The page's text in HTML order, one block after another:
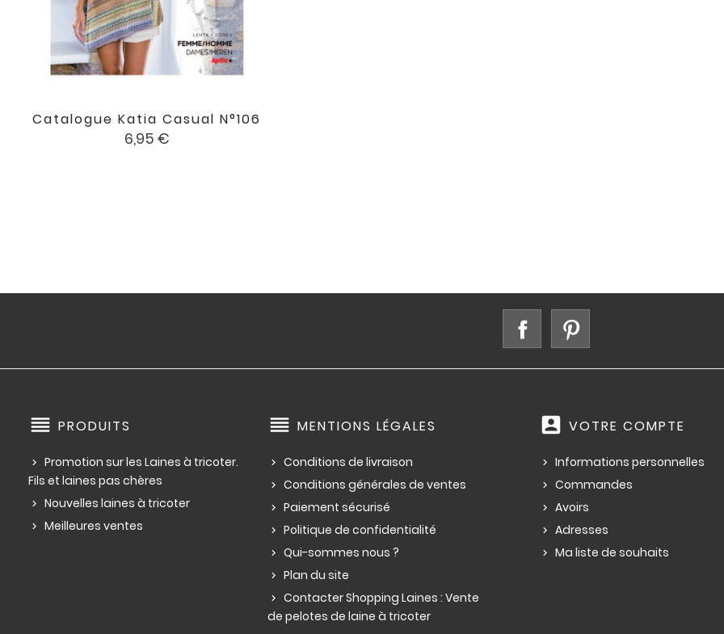
Catalogue Katia Casual N°106
Prix
6,95 € favorite
Facebook
reorder PRODUITS
Promotion sur les Laines à tricoter.
Fils et laines pas chères
Nouvelles laines à tricoter
Meilleures ventes
reorder MENTIONS LÉGALES
Conditions de livraison
Conditions générales de ventes
Paiement sécurisé
Politique de confidentialité
Qui-sommes nous ?
Plan du site
Contacter Shopping Laines : Vente
de pelotes de laine à tricoter
account_box VOTRE COMPTE
Informations personnelles
Commandes
Avoirs
Adresses
Ma liste de souhaits